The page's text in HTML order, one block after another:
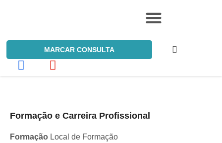
MARCAR CONSULTA
Formação e Carreira Profissional
Formação Local de Formação